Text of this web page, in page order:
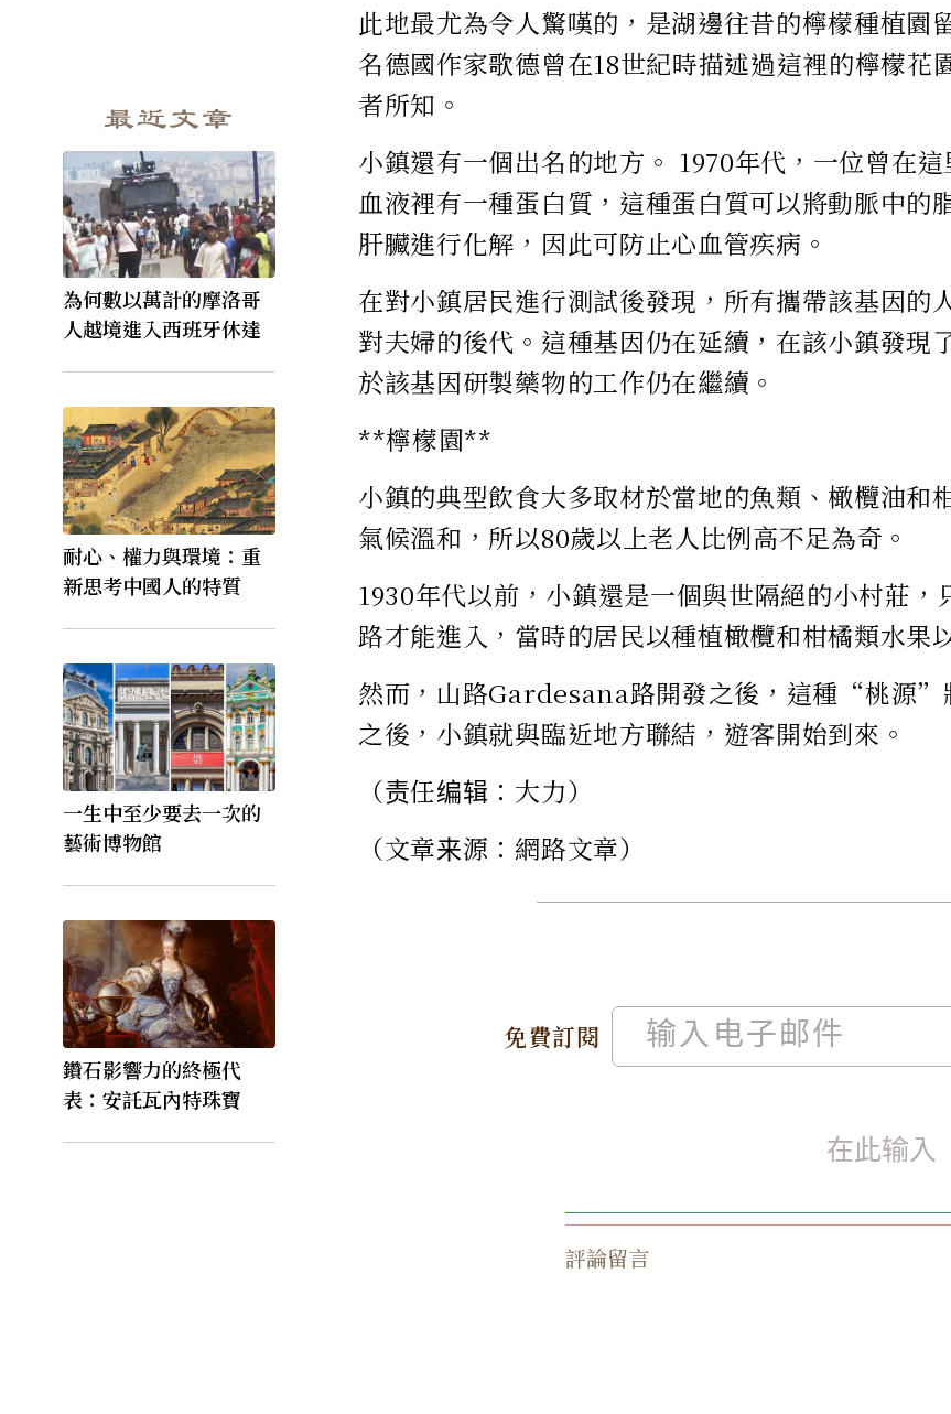
最近文章
為何數以萬計的摩洛哥
人越境進入西班牙休達
耐心、權力與環境：重
新思考中國人的特質
一生中至少要去一次的
藝術博物館
鑽石影響力的終極代
表：安託瓦內特珠寶
此地最尤為令人驚嘆的，是湖邊往昔的檸檬種植園
名德國作家歌德曾在18世紀時描述過這裡的檸檬花
者所知。
小鎮還有一個出名的地方。 1970年代，一位曾在
血液裡有一種蛋白質，這種蛋白質可以將動脈中的
肝臟進行化解，因此可防止心血管疾病。
在對小鎮居民進行測試後發現，所有攜帶該基因的
對夫婦的後代。這種基因仍在延續，在該小鎮發現
於該基因研製藥物的工作仍在繼續。
**檸檬園**
小鎮的典型飲食大多取材於當地的魚類、橄欖油和
氣候溫和，所以80歲以上老人比例高不足為奇。
1930年代以前，小鎮還是一個與世隔絕的小村莊，
路才能進入，當時的居民以種植橄欖和柑橘類水果
然而，山路Gardesana路開發之後，這種“桃源”
之後，小鎮就與臨近地方聯結，遊客開始到來。
（责任编辑：大力）
（文章来源：網路文章）
免費訂閱
評論留言